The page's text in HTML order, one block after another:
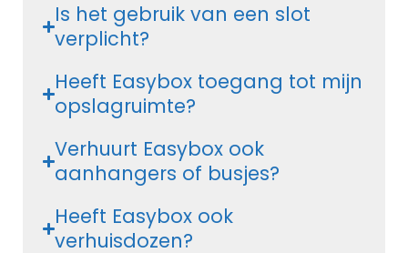
Is het gebruik van een slot
verplicht?
Heeft Easybox toegang tot mijn
opslagruimte?
Verhuurt Easybox ook
aanhangers of busjes?
Heeft Easybox ook
verhuisdozen?